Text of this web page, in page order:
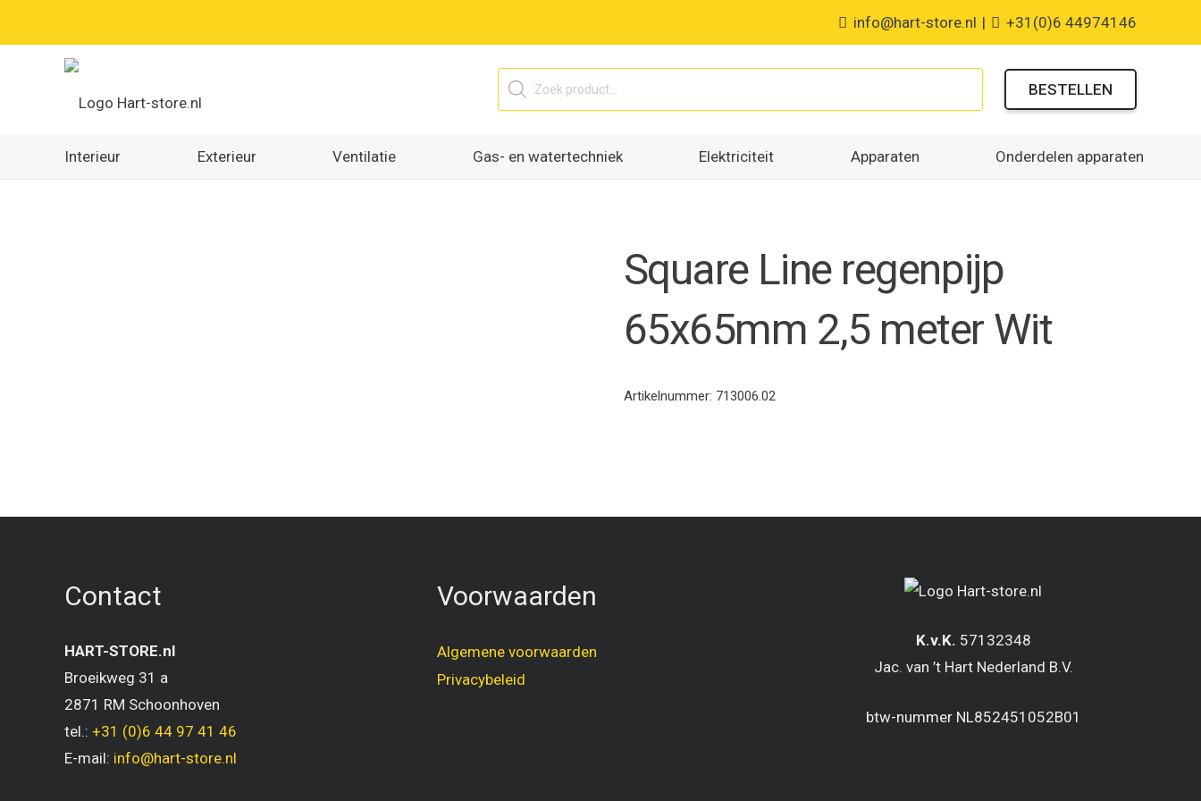
info@hart-store.nl | +31(0)6 44974146
Producten
zoeken
BESTELLEN
Interieur Exterieur Ventilatie Gas- en watertechniek Elektriciteit Apparaten Onderdelen apparaten
Square Line regenpijp
65x65mm 2,5 meter Wit
Artikelnummer: 713006.02
Contact
HART-STORE.nl
Broeikweg 31 a
2871 RM Schoonhoven
tel.: +31 (0)6 44 97 41 46
E-mail: info@hart-store.nl
Voorwaarden
Algemene voorwaarden
Privacybeleid
K.v.K. 57132348
Jac. van ’t Hart Nederland B.V.
btw-nummer NL852451052B01